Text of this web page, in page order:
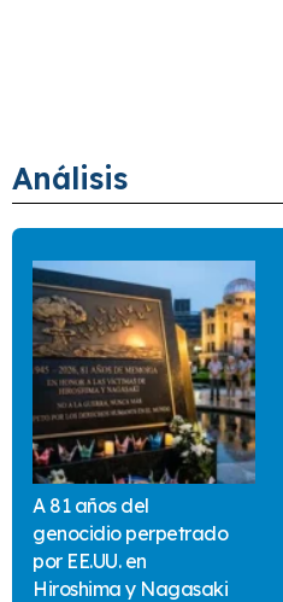
Análisis
A 81 años del
genocidio perpetrado
por EE.UU. en
Hiroshima y Nagasaki